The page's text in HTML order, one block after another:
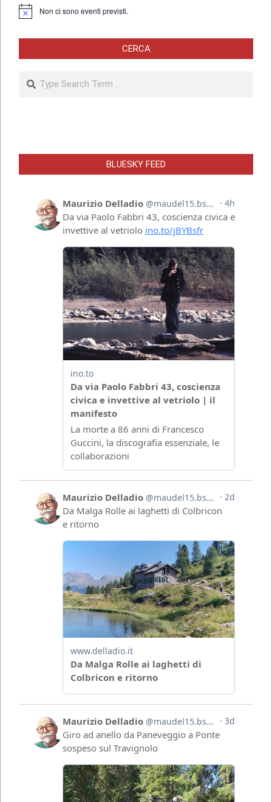
Notice Non ci sono eventi previsti.
CERCA
BLUESKY FEED